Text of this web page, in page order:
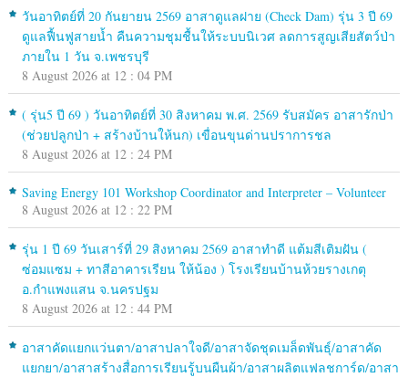
วันอาทิตย์ที่ 20 กันยายน 2569 อาสาดูแลฝาย (Check Dam) รุ่น 3 ปี 69
ดูแลฟื้นฟูสายน้ำ คืนความชุมชื้นให้ระบบนิเวศ ลดการสูญเสียสัตว์ป่า
ภายใน 1 วัน จ.เพชรบุรี
8 August 2026 at 12 : 04 PM
( รุ่น5 ปี 69 ) วันอาทิตย์ที่ 30 สิงหาคม พ.ศ. 2569 รับสมัคร อาสารักป่า
(ช่วยปลูกป่า + สร้างบ้านให้นก) เขื่อนขุนด่านปราการชล
8 August 2026 at 12 : 24 PM
Saving Energy 101 Workshop Coordinator and Interpreter – Volunteer
8 August 2026 at 12 : 22 PM
รุ่น 1 ปี 69 วันเสาร์ที่ 29 สิงหาคม 2569 อาสาทำดี แต้มสีเติมฝัน (
ซ่อมแซม + ทาสีอาคารเรียน ให้น้อง ) โรงเรียนบ้านห้วยรางเกตุ
อ.กำแพงแสน จ.นครปฐม
8 August 2026 at 12 : 44 PM
อาสาคัดแยกแว่นตา/อาสาปลาใจดี/อาสาจัดชุดเมล็ดพันธุ์/อาสาคัด
แยกยา/อาสาสร้างสื่อการเรียนรู้บนผืนผ้า/อาสาผลิตแฟลชการ์ด/อาสา